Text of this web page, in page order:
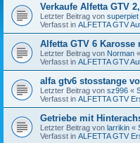
Verkaufe Alfetta GTV
Letzter Beitrag von superpiet
Verfasst in ALFETTA GTV
Alfetta GTV 6
Letzter Beitrag von Norman «
Verfasst in ALFETTA GTV
alfa gtv6 stosstange
Letzter Beitrag von sz996 «
Verfasst in ALFETTA GTV
Getriebe mit
Letzter Beitrag von larrikin «
Verfasst in ALFETTA GTV